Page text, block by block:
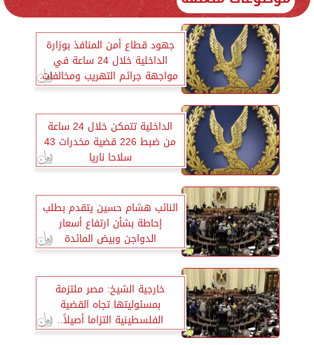
جهود قطاع أمن المنافذ بوزارة
الداخلية خلال 24 ساعة في
مواجهة جرائم التهريب ومخالفات
الإجراءات الجمركية بشتى صورها
الداخلية تتمكن خلال 24 ساعة
من ضبط 226 قضية مخدرات 43
سلاحا ناريا
النائب هشام حسين يتقدم بطلب
إحاطة بشأن ارتفاع أسعار
الدواجن وبيض المائدة
خارجية الشيخ: مصر ملتزمة
بمسئوليتها تجاه القضية
الفلسطينية التزاما أصيلاً..
وثوابتها لم ولن تتغير